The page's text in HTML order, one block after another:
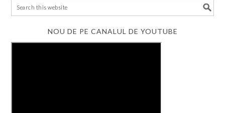
NOU DE PE CANALUL DE YOUTUBE